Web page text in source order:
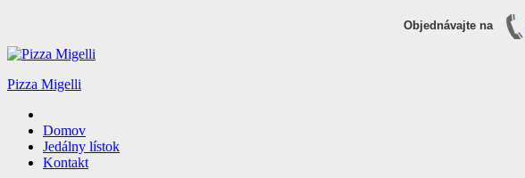
Objednávajte na
Pizza Migelli
Hlavné
menuDomov
Jedálny lístok
Kontakt